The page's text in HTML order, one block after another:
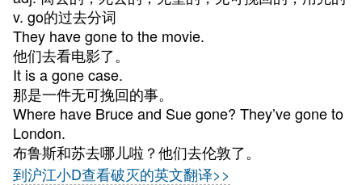
v. go的过去分词
They have gone to the movie.
他们去看电影了。
It is a gone case.
那是一件无可挽回的事。
Where have Bruce and Sue gone? They’ve gone to
London.
布鲁斯和苏去哪儿啦？他们去伦敦了。
到沪江小D查看破灭的英文翻译>>